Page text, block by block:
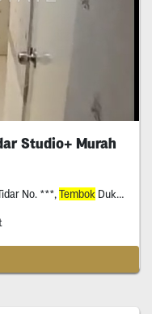
Studio+ Murah
No. ***,TembokDukuh, Kecamatan Bubutan, Surabaya, Jawa Timur